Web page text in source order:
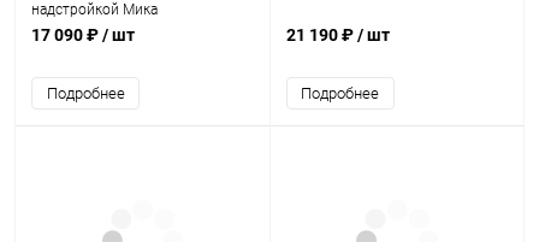
надстройкой Мика
17 090 ₽/ шт
Подробнее
21 190 ₽/ шт
Подробнее